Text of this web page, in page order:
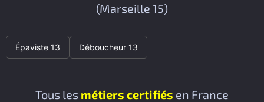
(Marseille 15)
Épaviste 13 Déboucheur 13
Tous les métiers certifiés en France